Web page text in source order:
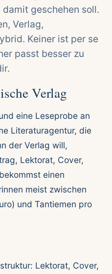
geschehen soll.
Verlag,
Keiner ist per se
passt besser zu
Verlag
eine Leseprobe an
Literaturagentur, die
der Verlag will,
Lektorat, Cover,
einen
meist zwischen
und Tantiemen pro
Lektorat, Cover,